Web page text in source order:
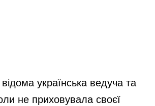
українська ведуча та
не приховувала своєї